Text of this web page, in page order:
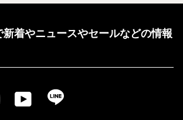
着やニュースやセールなどの情報
InstagramYouTube